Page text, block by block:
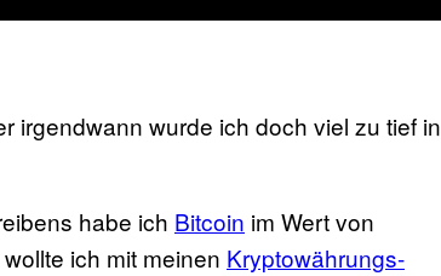
irgendwann wurde ich doch viel zu tief in
habe ich Bitcoin im Wert von
ich mit meinen Kryptowährungs-